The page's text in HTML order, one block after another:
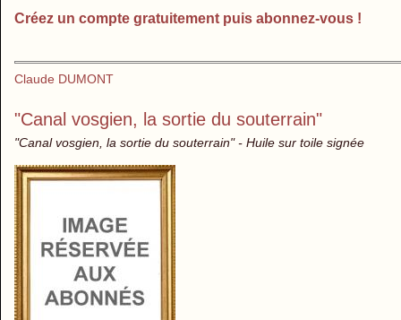
Créez un compte gratuitement puis abonnez-vous !
Claude DUMONT
"Canal vosgien, la sortie du souterrain"
"Canal vosgien, la sortie du souterrain" - Huile sur toile signée